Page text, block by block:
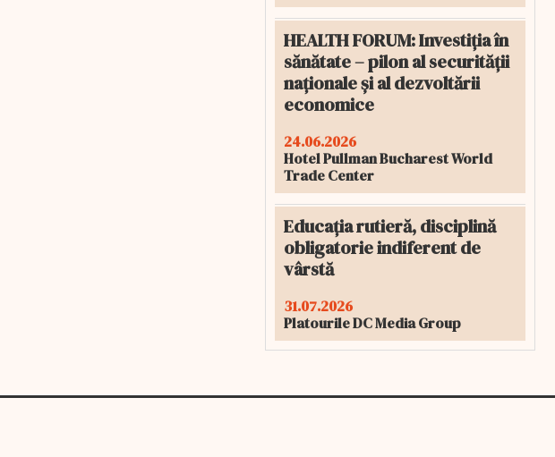
HEALTH FORUM: Investiția în
sănătate – pilon al securității
naționale și al dezvoltării
economice
24.06.2026
Hotel Pullman Bucharest World
Trade Center
Educația rutieră, disciplină
obligatorie indiferent de
vârstă
31.07.2026
Platourile DC Media Group